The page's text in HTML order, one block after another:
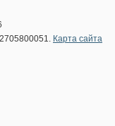
Карта сайта